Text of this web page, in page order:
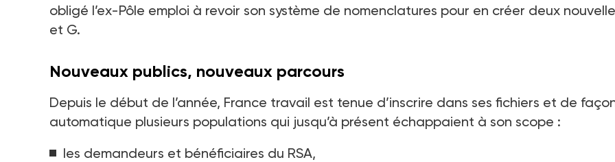
obligé l’ex-Pôle emploi à revoir son système de nomenclatures pour en créer deux
et G.
Nouveaux publics, nouveaux parcours
Depuis le début de l’année, France travail est tenue d’inscrire dans ses fichiers et de
automatique plusieurs populations qui jusqu’à présent échappaient à son scope :
les demandeurs et bénéficiaires du RSA,